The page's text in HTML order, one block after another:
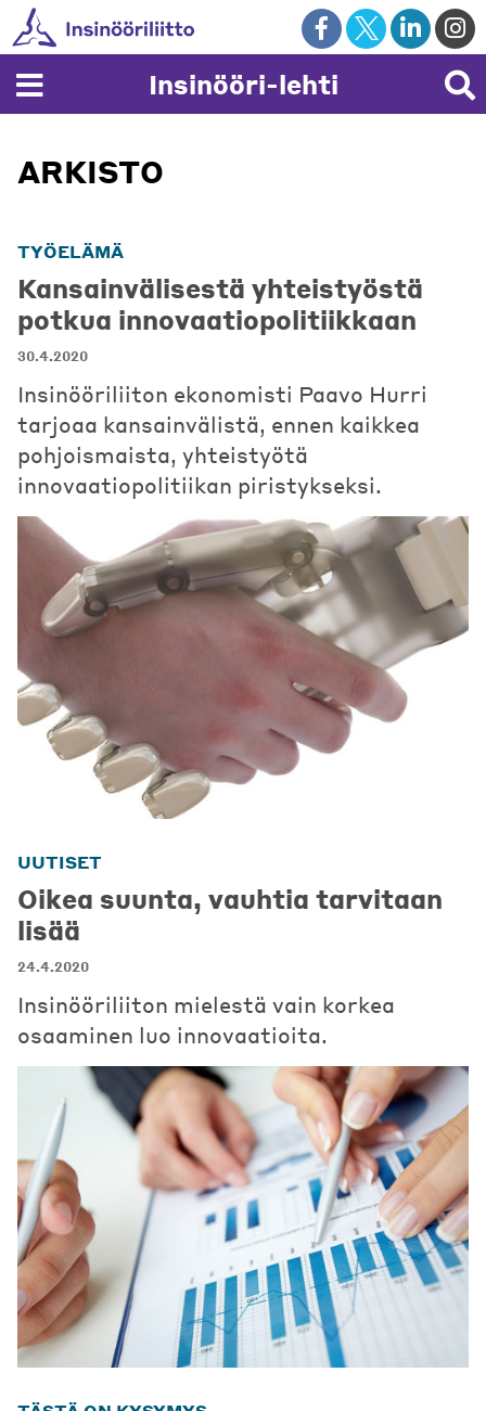
Skip
to
content
Insinööri-lehti
ARKISTO
TYÖELÄMÄ
Kansainvälisestä yhteistyöstä
potkua innovaatiopolitiikkaan
30.4.2020
Insinööriliiton ekonomisti Paavo Hurri
tarjoaa kansainvälistä, ennen kaikkea
pohjoismaista, yhteistyötä
innovaatiopolitiikan piristykseksi.
UUTISET
Oikea suunta, vauhtia tarvitaan
lisää
24.4.2020
Insinööriliiton mielestä vain korkea
osaaminen luo innovaatioita.